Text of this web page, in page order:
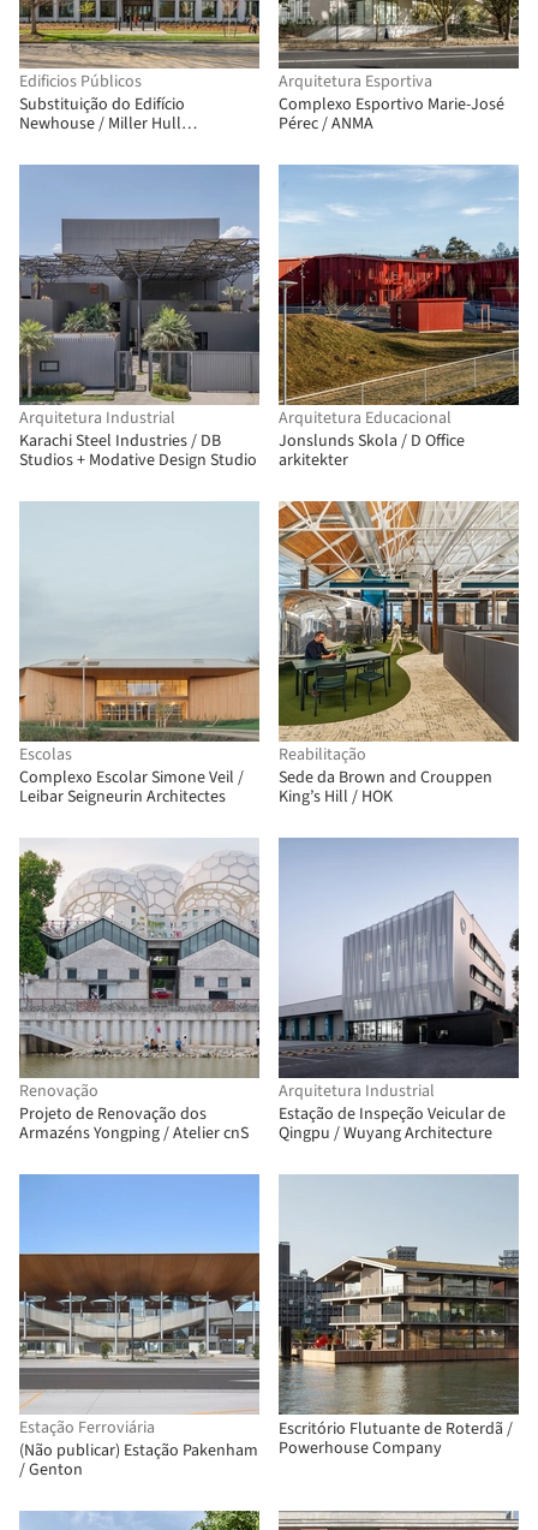
Edificios Públicos
Substituição do Edifício
Newhouse / Miller Hull
Arquitetura Esportiva
Complexo Esportivo Marie-José
Pérec / ANMA
Arquitetura Industrial
Karachi Steel Industries / DB
Studios + Modative Design Studio
Arquitetura Educacional
Jonslunds Skola / D Office
arkitekter
Escolas
Complexo Escolar Simone Veil /
Leibar Seigneurin Architectes
Reabilitação
Sede da Brown and Crouppen
King’s Hill / HOK
Renovação
Projeto de Renovação dos
Armazéns Yongping / Atelier cnS
Arquitetura Industrial
Estação de Inspeção Veicular de
Qingpu / Wuyang Architecture
Estação Ferroviária
(Não publicar) Estação Pakenham
/ Genton
Escritório Flutuante de Roterdã /
Powerhouse Company